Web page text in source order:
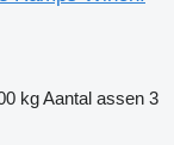
kgAantal assen 3